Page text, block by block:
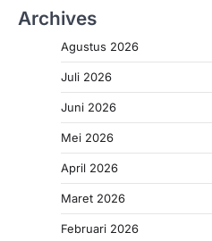
Archives
Agustus 2026
Juli 2026
Juni 2026
Mei 2026
April 2026
Maret 2026
Februari 2026